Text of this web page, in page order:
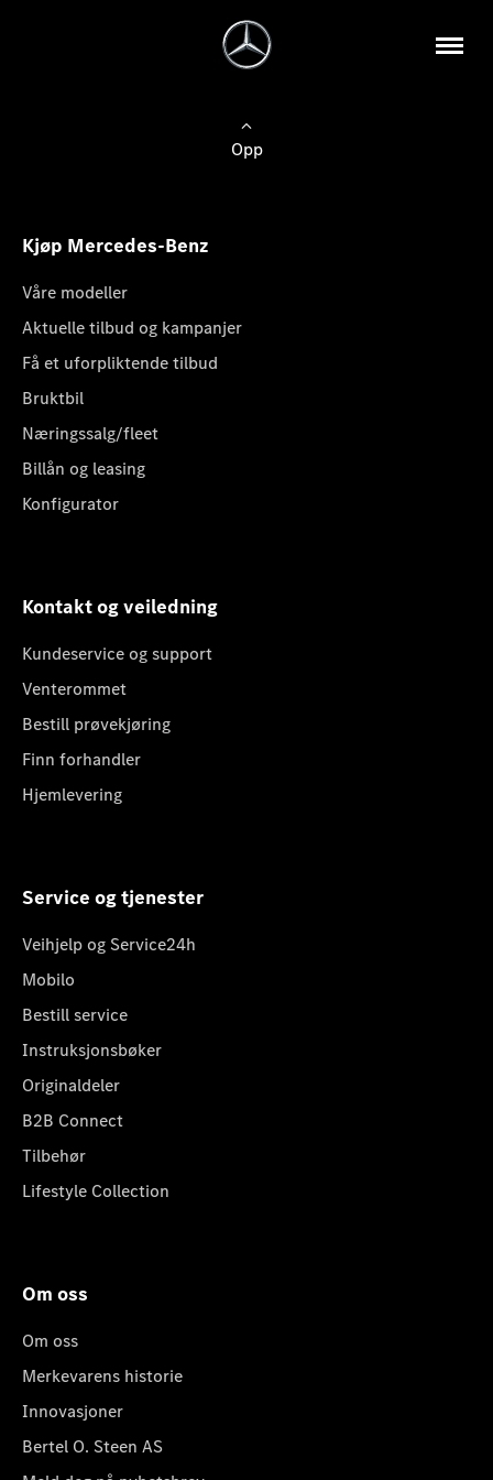
Opp
Kjøp Mercedes-Benz
Våre modeller
Aktuelle tilbud og kampanjer
Få et uforpliktende tilbud
Bruktbil
Næringssalg/fleet
Billån og leasing
Konfigurator
Kontakt og veiledning
Kundeservice og support
Venterommet
Bestill prøvekjøring
Finn forhandler
Hjemlevering
Service og tjenester
Veihjelp og Service24h
Mobilo
Bestill service
Instruksjonsbøker
Originaldeler
B2B Connect
Tilbehør
Lifestyle Collection
Om oss
Om oss
Merkevarens historie
Innovasjoner
Bertel O. Steen AS